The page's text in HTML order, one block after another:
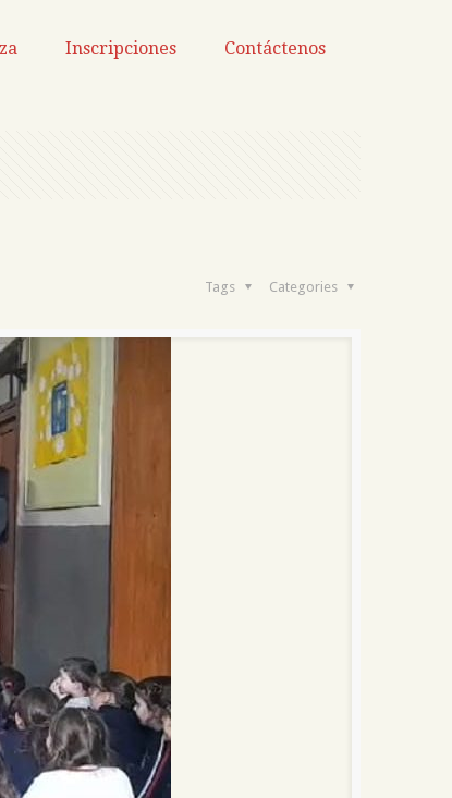
Inscripciones Contáctenos
Categories
Tags